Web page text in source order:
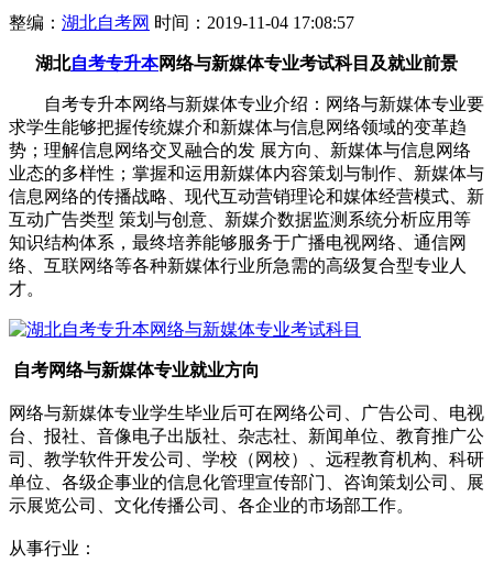
整编： 湖北自考网 时间：2019-11-04 17:08:57
湖北自考专升本网络与新媒体专业考试科目及就业前景
自考专升本网络与新媒体专业介绍：网络与新媒体专业要
求学生能够把握传统媒介和新媒体与信息网络领域的变革趋
势；理解信息网络交叉融合的发 展方向、新媒体与信息网络
业态的多样性；掌握和运用新媒体内容策划与制作、新媒体与
信息网络的传播战略、现代互动营销理论和媒体经营模式、新
互动广告类型 策划与创意、新媒介数据监测系统分析应用等
知识结构体系，最终培养能够服务于广播电视网络、通信网
络、互联网络等各种新媒体行业所急需的高级复合型专业人
才。
自考网络与新媒体专业就业方向
网络与新媒体专业学生毕业后可在网络公司、广告公司、电视
台、报社、音像电子出版社、杂志社、新闻单位、教育推广公
司、教学软件开发公司、学校（网校）、远程教育机构、科研
单位、各级企事业的信息化管理宣传部门、咨询策划公司、展
示展览公司、文化传播公司、各企业的市场部工作。
从事行业：